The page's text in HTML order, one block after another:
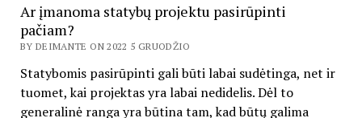
Ar įmanoma statybų projektu pasirūpinti
pačiam?
BY DEIMANTE ON 2022 5 GRUODŽIO
Statybomis pasirūpinti gali būti labai sudėtinga, net ir
tuomet, kai projektas yra labai nedidelis. Dėl to
generalinė ranga yra būtina tam, kad būtų galima